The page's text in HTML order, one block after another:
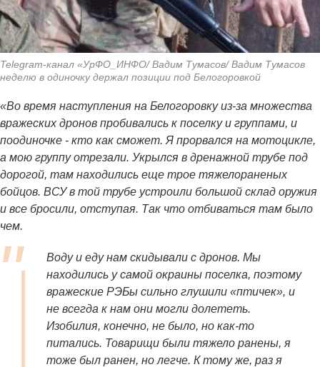
Telegram-канал «УрФО_ИНФО/ Вадим Тумасов/ Вадим Тумасов
неделю в одиночку держал позиции под Белогоровкой
«Во время наступления на Белогоровку из-за множества
вражеских дронов пробивались к поселку и группами, и
поодиночке - кто как сможет. Я прорвался на мотоцикле,
а мою группу отрезали. Укрылся в дренажной трубе под
дорогой, там находились еще трое тяжелораненых
бойцов. ВСУ в той трубе устроили большой склад оружия
и все бросили, отступая. Так что отбиваться там было
чем.
Воду и еду нам скидывали с дронов. Мы
находились у самой окраины поселка, поэтому
вражеские РЭБы сильно глушили «птичек», и
не всегда к нам они могли долететь.
Изобилия, конечно, не было, но как-то
питались. Товарищи были тяжело ранены, я
тоже был ранен, но легче. К тому же, раз я